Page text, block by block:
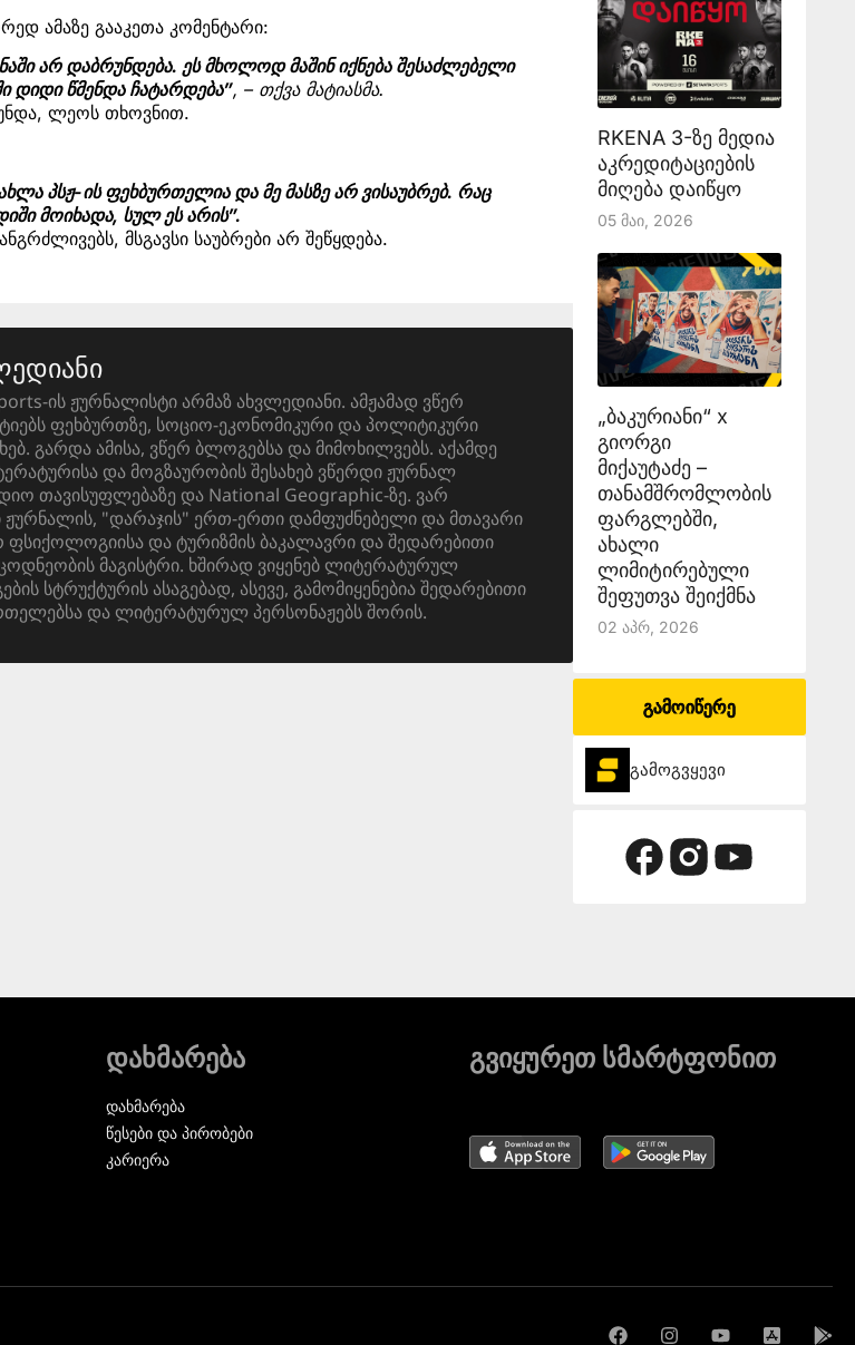
ამაზე გააკეთა კომენტარი:
არ დაბრუნდება. ეს მხოლოდ მაშინ იქნება შესაძლებელი
დიდი წმენდა ჩატარდება”, – თქვა მატიასმა.
ლეოს თხოვნით.
პსჟ-ის ფეხბურთელია და მე მასზე არ ვისაუბრებ. რაც
მოიხადა, სულ ეს არის”.
მსგავსი საუბრები არ შეწყდება.
ის ჟურნალისტი არმაზ ახვლედიანი. ამჟამად ვწერ
ფეხბურთზე, სოციო-ეკონომიკური და პოლიტიკური
გარდა ამისა, ვწერ ბლოგებსა და მიმოხილვებს. აქამდე
და მოგზაურობის შესახებ ვწერდი ჟურნალ
თავისუფლებაზე და National Geographic-ზე. ვარ
"დარაჯის" ერთ-ერთი დამფუძნებელი და მთავარი
და ტურიზმის ბაკალავრი და შედარებითი
მაგისტრი. ხშირად ვიყენებ ლიტერატურულ
სტრუქტურის ასაგებად, ასევე, გამომიყენებია შედარებითი
და ლიტერატურულ პერსონაჟებს შორის.
RKENA 3-ზე მედია
აკრედიტაციების
მიღება დაიწყო
05 Მაი, 2026
„ბაკურიანი“ x
გიორგი
მიქაუტაძე –
თანამშრომლობის
ფარგლებში,
ახალი
ლიმიტირებული
შეფუთვა შეიქმნა
02 Აპრ, 2026
გამოიწერე
გამოგვყევი
დახმარება
დახმარება
წესები და პირობები
კარიერა
გვიყურეთ სმარტფონით